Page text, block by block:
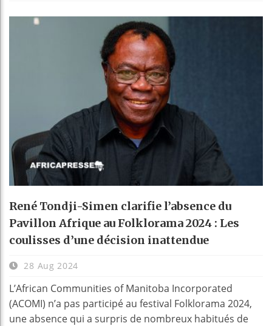
René Tondji-Simen clarifie l’absence du
Pavillon Afrique au Folklorama 2024 : Les
coulisses d’une décision inattendue
28 Aug 2024
L’African Communities of Manitoba Incorporated
(ACOMI) n’a pas participé au festival Folklorama 2024,
une absence qui a surpris de nombreux habitués de